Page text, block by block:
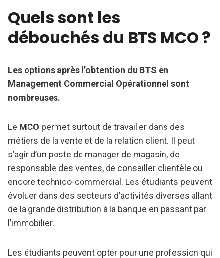
Quels sont les
débouchés du BTS MCO ?
Les options après l’obtention du BTS en
Management Commercial Opérationnel sont
nombreuses.
Le MCO permet surtout de travailler dans des
métiers de la vente et de la relation client. Il peut
s’agir d’un poste de manager de magasin, de
responsable des ventes, de conseiller clientèle ou
encore technico-commercial. Les étudiants peuvent
évoluer dans des secteurs d’activités diverses allant
de la grande distribution à la banque en passant par
l’immobilier.
Les étudiants peuvent opter pour une profession qui